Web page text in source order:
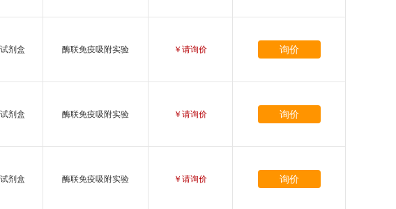
剂盒 酶联免疫吸附实验 ￥请询价 询价
剂盒 酶联免疫吸附实验 ￥请询价 询价
剂盒 酶联免疫吸附实验 ￥请询价 询价